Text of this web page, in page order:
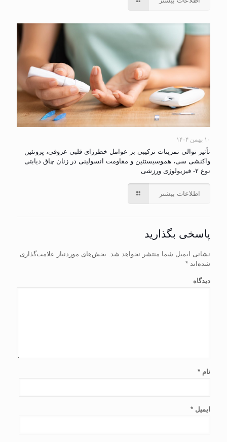
۱۰ بهمن ۱۴۰۴
تأثیر توالی تمرینات ترکیبی بر عوامل خطرزای قلبی عروقی، پروتئین
واکنشی سی، هموسیستئین و مقاومت انسولینی در زنان چاق دیابتی
نوع ۲- فیزیولوژی ورزشی
اطلاعات بیشتر
پاسخی بگذارید
نشانی ایمیل شما منتشر نخواهد شد.
بخش‌های موردنیاز علامت‌گذاری
شده‌اند *
دیدگاه
نام *
ایمیل *